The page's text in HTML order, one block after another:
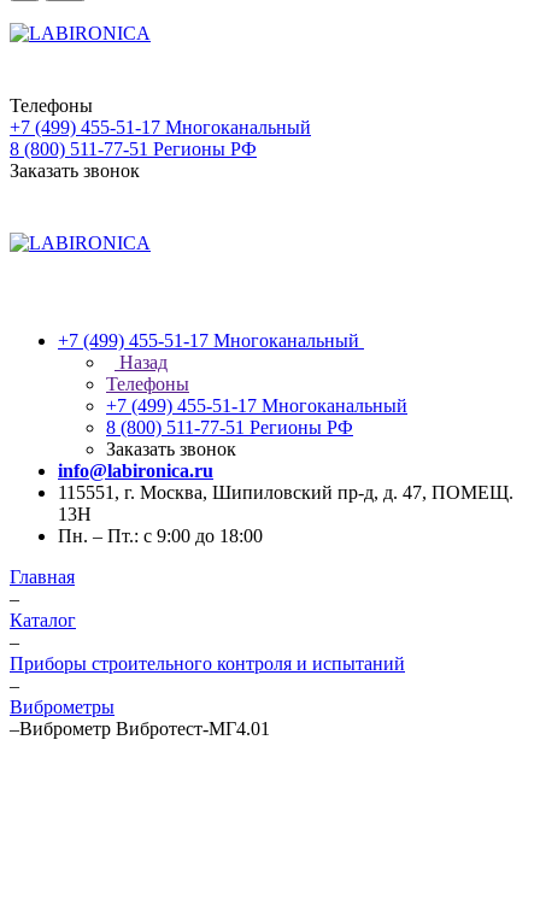
Телефоны
+7 (499) 455-51-17 Многоканальный
8 (800) 511-77-51 Регионы РФ
Заказать звонок
+7 (499) 455-51-17 Многоканальный
Назад
Телефоны
+7 (499) 455-51-17 Многоканальный
8 (800) 511-77-51 Регионы РФ
Заказать звонок
info@labironica.ru
115551, г. Москва, Шипиловский пр-д, д. 47, ПОМЕЩ.
13Н
Пн. – Пт.: с 9:00 до 18:00
Главная
–
Каталог
–
Приборы строительного контроля и испытаний
–
Виброметры
–Виброметр Вибротест-МГ4.01